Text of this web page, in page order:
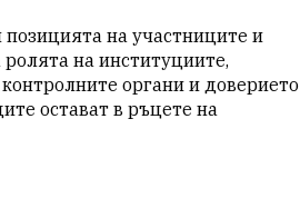
на участниците и
ролята на институциите,
органи и доверието
остават в ръцете на